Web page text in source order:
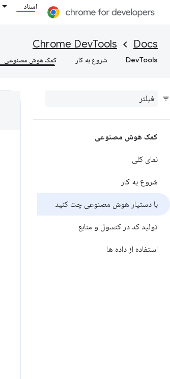
اسناد
Docs
Chrome DevTools
DevTools شروع به کار کمک هوش مصنوعی
کمک هوش مصنوعی
نمای کلی
شروع به کار
با دستیار هوش مصنوعی چت کنید
تولید کد در کنسول و منابع
استفاده از داده ها